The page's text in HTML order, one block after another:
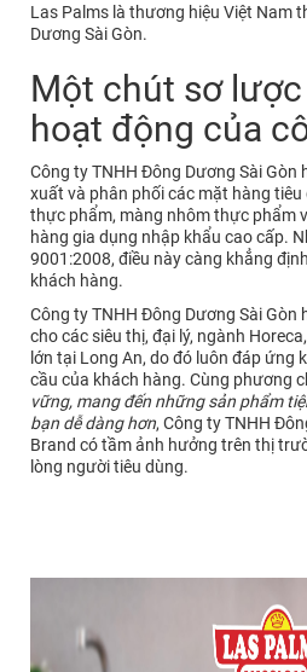
Las Palms là thương hiệu Việt Nam
Dương Sài Gòn.
Một chút sơ
hoạt động của
Công ty TNHH Đông Dương Sài
xuất và phân phối các mặt hàng
thực phẩm, màng nhôm thực phẩm
hàng gia dụng nhập khẩu cao cấp.
9001:2008, điều này càng khẳng
khách hàng.
Công ty TNHH Đông Dương Sài Gòn
cho các siêu thị, đại lý, ngành
lớn tại Long An, do đó luôn đáp ứng
cầu của khách hàng. Cùng phương
vững, mang đến những sản phẩm
bạn dễ dàng hơn, Công ty TNHH
Brand có tầm ảnh hưởng trên thị
lòng người tiêu dùng.